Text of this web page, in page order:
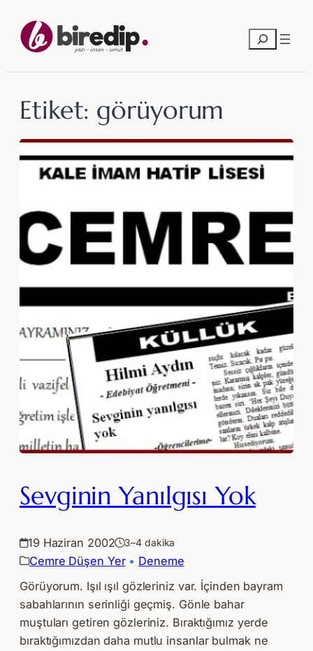
geç
Ara
Etiket: görüyorum
Sevginin Yanılgısı Yok
19 Haziran 2002 3–4 dakika
Cemre Düşen Yer • Deneme
Görüyorum. Işıl ışıl gözleriniz var. İçinden bayram
sabahlarının serinliği geçmiş. Gönle bahar
muştuları getiren gözleriniz. Bıraktığımız yerde
bıraktığımızdan daha mutlu insanlar bulmak ne